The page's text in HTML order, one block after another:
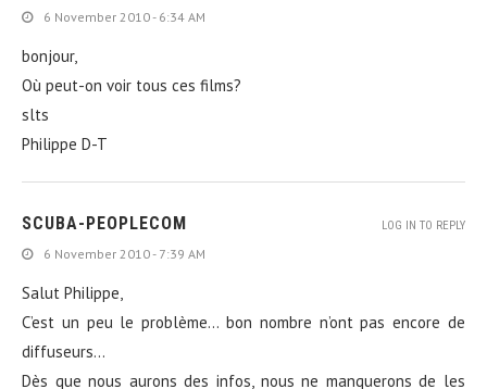
6 November 2010 - 6:34 AM
bonjour,
Où peut-on voir tous ces films?
slts
Philippe D-T
SCUBA-PEOPLECOM
6 November 2010 - 7:39 AM
Salut Philippe,
C’est un peu le problème… bon nombre n’ont pas encore de
diffuseurs…
Dès que nous aurons des infos, nous ne manquerons de les
LOG IN TO REPLY